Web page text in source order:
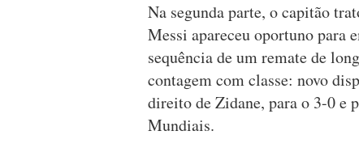
Na segunda parte, o capitão
Messi apareceu oportuno para
sequência de um remate de
contagem com classe: novo
direito de Zidane, para o 3-0 e
Mundiais.